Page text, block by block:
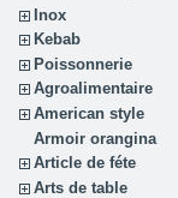
Inox
Kebab
Poissonnerie
Agroalimentaire
American style
Armoir orangina
Article de féte
Arts de table